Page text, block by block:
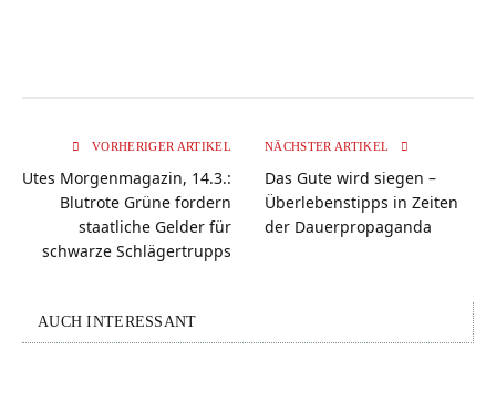
VORHERIGER ARTIKEL
Utes Morgenmagazin, 14.3.:
Blutrote Grüne fordern
staatliche Gelder für
schwarze Schlägertrupps
NÄCHSTER ARTIKEL
Das Gute wird siegen –
Überlebenstipps in Zeiten
der Dauerpropaganda
AUCH INTERESSANT